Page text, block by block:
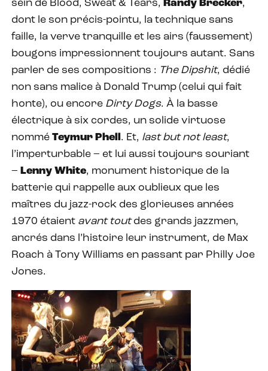
sein de Blood, Sweat & Tears, Randy Brecker,
dont le son précis-pointu, la technique sans
faille, la verve tranquille et les airs (faussement)
bougons impressionnent toujours autant. Sans
parler de ses compositions : The Dipshit, dédié
non sans malice à Donald Trump (celui qui fait
honte), ou encore Dirty Dogs. À la basse
électrique à six cordes, un solide virtuose
nommé Teymur Phell . Et, last but not least,
l’imperturbable – et lui aussi toujours souriant
– Lenny White, monument historique de la
batterie qui rappelle aux oublieux que les
maîtres du jazz-rock des glorieuses années
1970 étaient avant toutdes grands jazzmen,
ancrés dans l’histoire leur instrument, de Max
Roach à Tony Williams en passant par Philly Joe
Jones.